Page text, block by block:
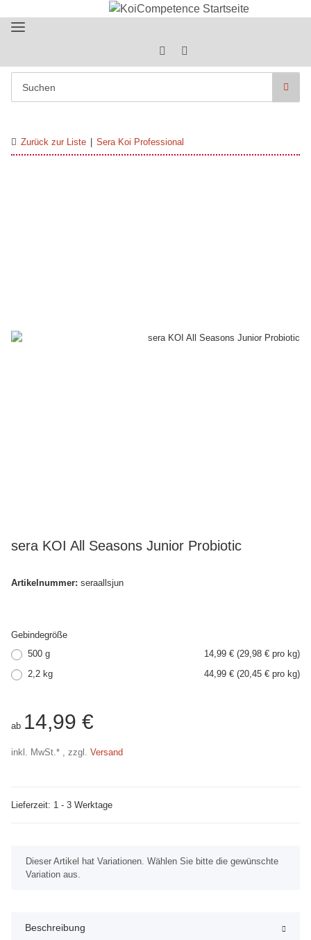
Zurück zur Liste Sera Koi Professional
sera KOI All Seasons Junior Probiotic
Artikelnummer: seraallsjun
Gebindegröße
500 g
14,99 € (29,98 € pro kg)
2,2 kg
44,99 € (20,45 € pro kg)
ab 14,99 €
inkl. MwSt.* , zzgl. Versand
Lieferzeit: 1 - 3 Werktage
xDieser Artikel hat Variationen. Wählen Sie bitte die gewünschte
Variation aus.
Beschreibung